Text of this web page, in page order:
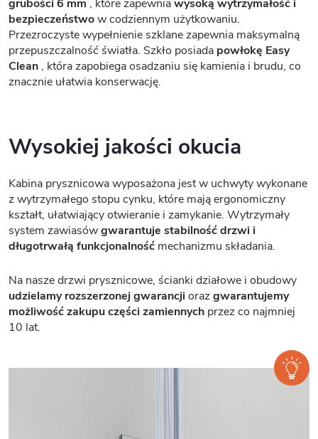
grubości 6 mm , które zapewniawysoką wytrzymałość i
bezpieczeństwow codziennym użytkowaniu.
Przezroczyste wypełnienie szklane zapewnia maksymalną
przepuszczalność światła. Szkło posiada powłokę Easy
Clean , która zapobiega osadzaniu się kamienia i brudu, co
znacznie ułatwia konserwację.
Wysokiej jakości okucia
Kabina prysznicowa wyposażona jest w uchwyty wykonane
z wytrzymałego stopu cynku, które mają ergonomiczny
kształt, ułatwiający otwieranie i zamykanie. Wytrzymały
system zawiasówgwarantuje stabilność drzwi i
długotrwałą funkcjonalność mechanizmu składania.
Na nasze drzwi prysznicowe, ścianki działowe i obudowy
udzielamy rozszerzonej gwarancjiorazgwarantujemy
możliwość zakupu części zamiennych przez co najmniej
10 lat.